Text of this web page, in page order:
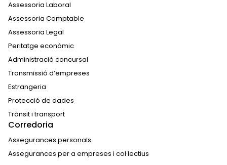
Assessoria Laboral
Assessoria Comptable
Assessoria Legal
Peritatge econòmic
Administració concursal
Transmissió d’empreses
Estrangeria
Protecció de dades
Trànsit i transport
Corredoria
Assegurances personals
Assegurances per a empreses i col·lectius